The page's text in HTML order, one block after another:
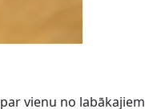
par vienu no labākajiem